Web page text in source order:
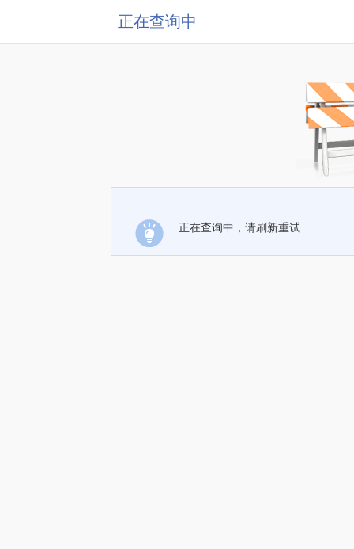
正在查询中
正在查询中，请刷新重试